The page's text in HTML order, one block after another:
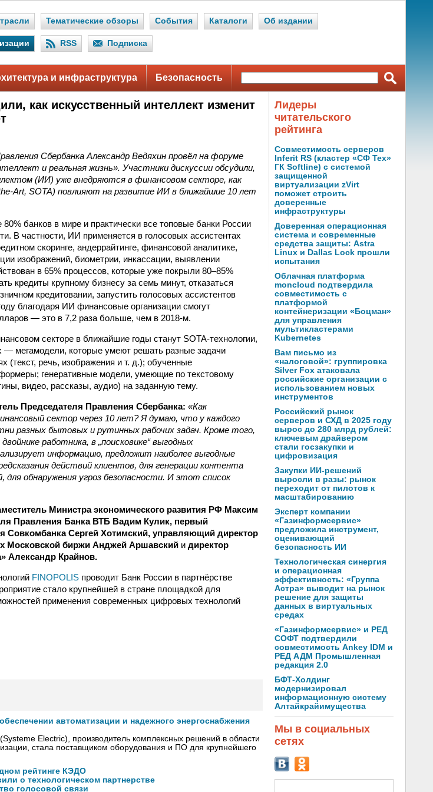
Тематические обзоры События Каталоги Об издании
RSS Подписка
и инфраструктура Безопасность
как искусственный интеллект изменит
Сбербанка Александр Ведяхин провёл на форуме
и реальная жизнь». Участники дискуссии обсудили,
(ИИ) уже внедряются в финансовом секторе, как
Art, SOTA) повлияют на развитие ИИ в ближайшие 10 лет
банков в мире и практически все топовые банки России
В частности, ИИ применяется в голосовых ассистентах
скоринге, андеррайтинге, финансовой аналитике,
изображений, биометрии, инкассации, выявлении
в 65% процессов, которые уже покрыли 80–85%
кредиты крупному бизнесу за семь минут, отказаться
кредитовании, запустить голосовых ассистентов
благодаря ИИ финансовые организации смогут
— это в 7,2 раза больше, чем в 2018-м.
секторе в ближайшие годы станут SOTA-технологии,
мегамодели, которые умеют решать разные задачи
(текст, речь, изображения и т. д.); обученные
генеративные модели, умеющие по текстовому
видео, рассказы, аудио) на заданную тему.
Председателя Правления Сбербанка: «Как
сектор через 10 лет? Я думаю, что у каждого
разных бытовых и рутинных рабочих задач. Кроме того,
работника, в „поисковике“ выгодных
информацию, предложит наиболее выгодные
действий клиентов, для генерации контента
для обнаружения угроз безопасности. И этот список
Министра экономического развития РФ Максим
Правления Банка ВТБ Вадим Кулик, первый
Совкомбанка Сергей Хотимский, управляющий директор
Московской биржи Анджей Аршавский и директор
Александр Крайнов.
FINOPOLIS проводит Банк России в партнёрстве
стало крупнейшей в стране площадкой для
применения современных цифровых технологий
автоматизации и надежного энергоснабжения
Electric), производитель комплексных решений в области
стала поставщиком оборудования и ПО для крупнейшего
рейтинге КЭДО
о технологическом партнерстве
голосовой связи
Лидеры
читательского
рейтинга
Совместимость серверов
Inferit RS (кластер «СФ Тех»
ГК Softline) с системой
защищенной
виртуализации zVirt
поможет строить
доверенные
инфраструктуры
Доверенная операционная
система и современные
средства защиты: Astra
Linux и Dallas Lock прошли
испытания
Облачная платформа
moncloud подтвердила
совместимость с
платформой
контейнеризации «Боцман»
для управления
мультикластерами
Kubernetes
Вам письмо из
«налоговой»: группировка
Silver Fox атаковала
российские организации с
использованием новых
инструментов
Российский рынок
серверов и СХД в 2025 году
вырос до 280 млрд рублей:
ключевым драйвером
стали госзакупки и
цифровизация
Закупки ИИ-решений
выросли в разы: рынок
переходит от пилотов к
масштабированию
Эксперт компании
«Газинформсервис»
предложила инструмент,
оценивающий
безопасность ИИ
Технологическая синергия
и операционная
эффективность: «Группа
Астра» выводит на рынок
решение для защиты
данных в виртуальных
средах
«Газинформсервис» и РЕД
СОФТ подтвердили
совместимость Ankey IDM и
РЕД АДМ Промышленная
редакция 2.0
БФТ-Холдинг
модернизировал
информационную систему
Алтайкрайимущества
Мы в социальных
сетях